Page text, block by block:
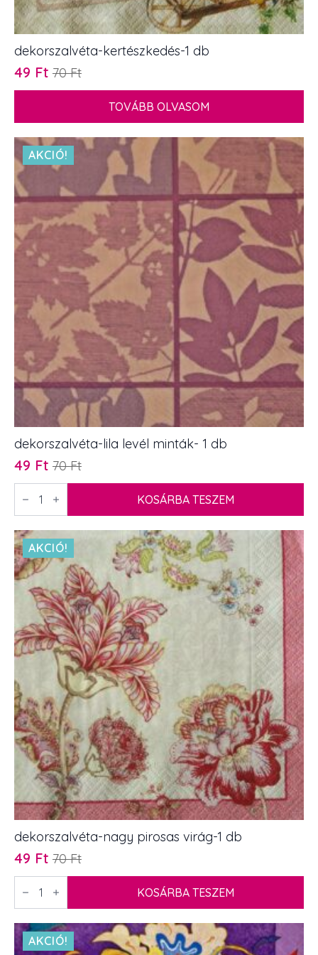
dekorszalvéta-kertészkedés-1 db
70Ft
Original
49 Ft
Current
TOVÁBB OLVASOM
AKCIÓ!
dekorszalvéta-lila levél minták- 1 db
70Ft
Original
price
was:
49 Ft
Current
price
is:
dekorszalvéta-
lila
1
db
mennyiség
KOSÁRBA TESZEM
AKCIÓ!
dekorszalvéta-nagy pirosas virág-1 db
70Ft
Original
price
was:
49 Ft
Current
price
is:
dekorszalvéta-
nagy
1
db
mennyiség
KOSÁRBA TESZEM
AKCIÓ!